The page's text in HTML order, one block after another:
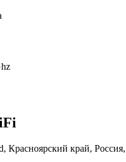
Красноярский край,